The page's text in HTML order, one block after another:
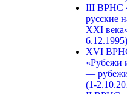
III ВРНС
русские
XXI
6.12.1995)
XVI
«Рубежи
—
(1-